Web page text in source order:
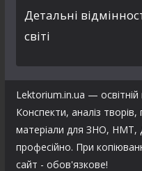
Детальні
світі
Lektorium.in.ua — освітній
Конспекти, аналіз творів,
матеріали для ЗНО,
професійно. При
сайт - обов'язкове!